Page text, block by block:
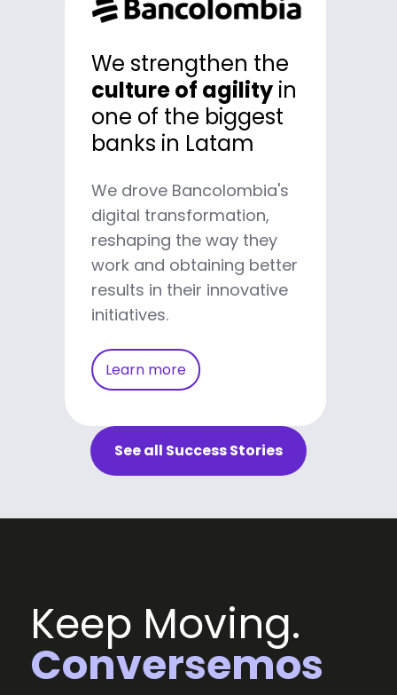
We developed a
100% digitalwith
more than 12 million
users
We helped Nequi reach the
category of Best Digital
Banking worldwide by
changing how banks relate
to users.
Learn more
We strengthen the
culture of agilityin
one of the biggest
banks in Latam
We drove Bancolombia's
digital transformation,
reshaping the way they
work and obtaining better
results in their innovative
initiatives.
Learn more
See all Success Stories
Keep Moving.
Conversemos